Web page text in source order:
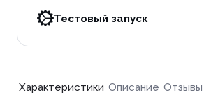
Тестовый запуск
Характеристики Описание Отзывы